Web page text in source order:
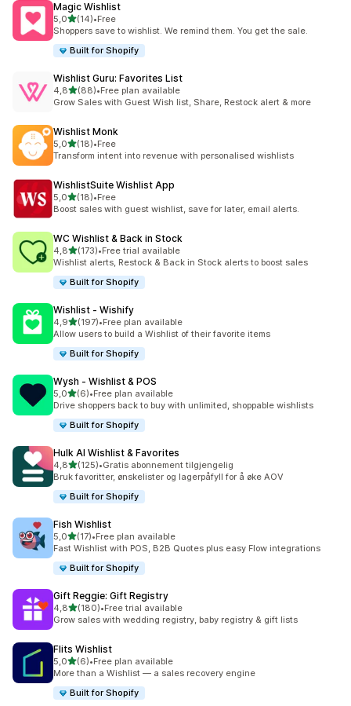
Magic Wishlist
5,0av 5 stjerner
(14)
Totalt 14 omtaler
•Free
Shoppers save to wishlist. We remind them. You get the sale.
Built for Shopify
Wishlist Guru: Favorites List
4,8av 5 stjerner
(88)
Totalt 88 omtaler
•Free plan available
Grow Sales with Guest Wish list, Share, Restock alert & more
Wishlist Monk
5,0av 5 stjerner
(18)
Totalt 18 omtaler
•Free
Transform intent into revenue with personalised wishlists
WishlistSuite Wishlist App
5,0av 5 stjerner
(18)
Totalt 18 omtaler
•Free
Boost sales with guest wishlist, save for later, email alerts.
WC Wishlist & Back in Stock
4,8av 5 stjerner
(173)
Totalt 173 omtaler
•Free trial available
Wishlist alerts, Restock & Back in Stock alerts to boost sales
Built for Shopify
Wishlist ‑ Wishify
4,9av 5 stjerner
(197)
Totalt 197 omtaler
•Free plan available
Allow users to build a Wishlist of their favorite items
Built for Shopify
Wysh ‑ Wishlist & POS
5,0av 5 stjerner
(6)
Totalt 6 omtaler
•Free plan available
Drive shoppers back to buy with unlimited, shoppable wishlists
Built for Shopify
Hulk AI Wishlist & Favorites
4,8av 5 stjerner
(125)
Totalt 125 omtaler
•Gratis abonnement tilgjengelig
Bruk favoritter, ønskelister og lagerpåfyll for å øke AOV
Built for Shopify
Fish Wishlist
5,0av 5 stjerner
(17)
Totalt 17 omtaler
•Free plan available
Fast Wishlist with POS, B2B Quotes plus easy Flow integrations
Built for Shopify
Gift Reggie: Gift Registry
4,8av 5 stjerner
(180)
Totalt 180 omtaler
•Free trial available
Grow sales with wedding registry, baby registry & gift lists
Flits Wishlist
5,0av 5 stjerner
(6)
Totalt 6 omtaler
•Free plan available
More than a Wishlist — a sales recovery engine
Built for Shopify